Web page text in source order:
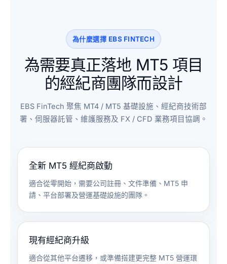
為什麼選擇 EBS FINTECH
為需要真正落地 MT5 項目
的經紀商團隊而設計
EBS FinTech 聚焦 MT4 / MT5 基礎設施、經紀商技術部
署、伺服器託管、維護服務及 FX / CFD 業務項目協調。
全新 MT5 經紀商啟動
適合從零開始，需要公司註冊、文件準備、MT5 申
請、平台部署及營運基礎設施的團隊。
現有經紀商升級
適合從其他平台遷移，或準備搭建更完整 MT5 營運環